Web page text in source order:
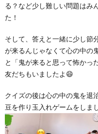
る？など少し難しい問題はみ
た！
そして、答えと一緒に少し節
が来るんじゃなくて心の中の
と「鬼が来ると思って怖かっ
友だちもいましたよ😄
クイズの後は心の中の鬼を退
豆を作り玉入れゲームをしま